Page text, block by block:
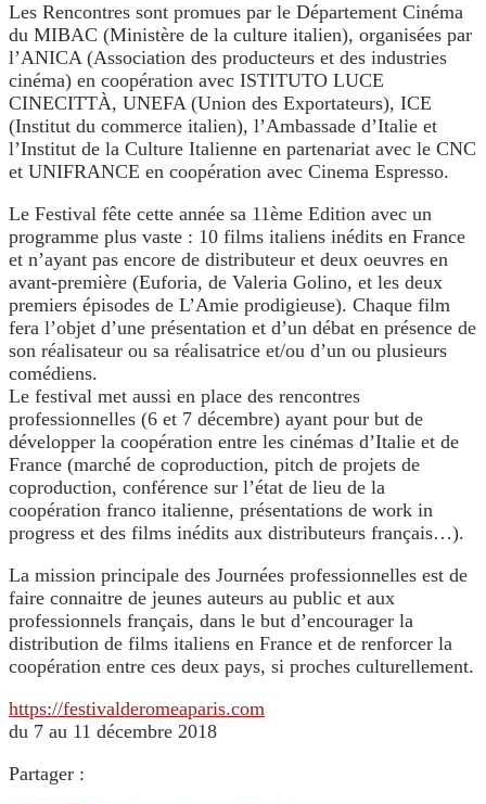
Les Rencontres sont promues par le Département Cinéma
du MIBAC (Ministère de la culture italien), organisées par
l’ANICA (Association des producteurs et des industries
cinéma) en coopération avec ISTITUTO LUCE
CINECITTÀ, UNEFA (Union des Exportateurs), ICE
(Institut du commerce italien), l’Ambassade d’Italie et
l’Institut de la Culture Italienne en partenariat avec le CNC
et UNIFRANCE en coopération avec Cinema Espresso.
Le Festival fête cette année sa 11ème Edition avec un
programme plus vaste : 10 films italiens inédits en France
et n’ayant pas encore de distributeur et deux oeuvres en
avant-première (Euforia, de Valeria Golino, et les deux
premiers épisodes de L’Amie prodigieuse). Chaque film
fera l’objet d’une présentation et d’un débat en présence de
son réalisateur ou sa réalisatrice et/ou d’un ou plusieurs
comédiens.
Le festival met aussi en place des rencontres
professionnelles (6 et 7 décembre) ayant pour but de
développer la coopération entre les cinémas d’Italie et de
France (marché de coproduction, pitch de projets de
coproduction, conférence sur l’état de lieu de la
coopération franco italienne, présentations de work in
progress et des films inédits aux distributeurs français…).
La mission principale des Journées professionnelles est de
faire connaitre de jeunes auteurs au public et aux
professionnels français, dans le but d’encourager la
distribution de films italiens en France et de renforcer la
coopération entre ces deux pays, si proches culturellement.
https://festivalderomeaparis.com
du 7 au 11 décembre 2018
Partager :